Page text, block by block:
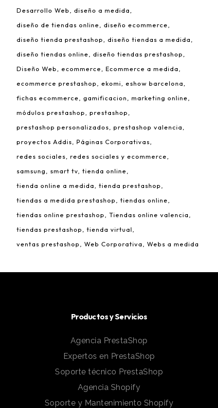
Desarrollo Web
diseño a medida
diseño de tiendas online
diseño ecommerce
diseño tienda prestashop
diseño tiendas a medida
diseño tiendas online
diseño tiendas prestashop
Diseño Web
ecommerce
Ecommerce a medida
ecommerce prestashop
ekomi
eshow barcelona
fichas ecommerce
gamificacion
marketing online
módulos prestashop
prestashop
prestashop personalizados
prestashop valencia
proyectos Addis
Páginas Corporativas
redes sociales
redes sociales y ecommerce
samsung
smart tv tienda online
tienda online a medida
tienda prestashop
tiendas a medida prestashop
tiendas online
tiendas online prestashop
Tiendas online valencia
tiendas prestashop
tienda virtual
ventas prestashop
Web Corporativa Webs a medida
Productos y Servicios
Agencia PrestaShop
Expertos en PrestaShop
Soporte técnico PrestaShop
Agencia Shopify
Soporte y Mantenimiento Shopify